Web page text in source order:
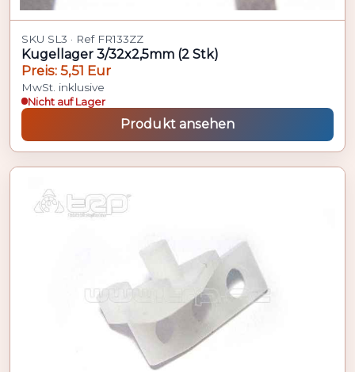
SKU SL3 · Ref FR133ZZ
Kugellager 3/32x2,5mm (2 Stk)
Preis: 5,51 Eur
MwSt. inklusive
Nicht auf Lager
Produkt ansehen